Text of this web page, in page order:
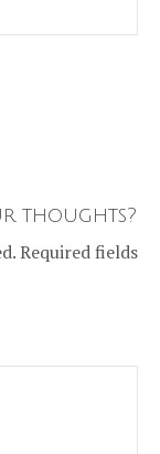
thoughts?
Required fields